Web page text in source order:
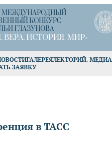
КОНКУРС
ГЛАЗУНОВА
ВЕРА. ИСТОРИЯ. МИР»
ГАЛЕРЕЯЛЕКТОРИЙ. МЕДИА
ЗАЯВКУ
в ТАСС